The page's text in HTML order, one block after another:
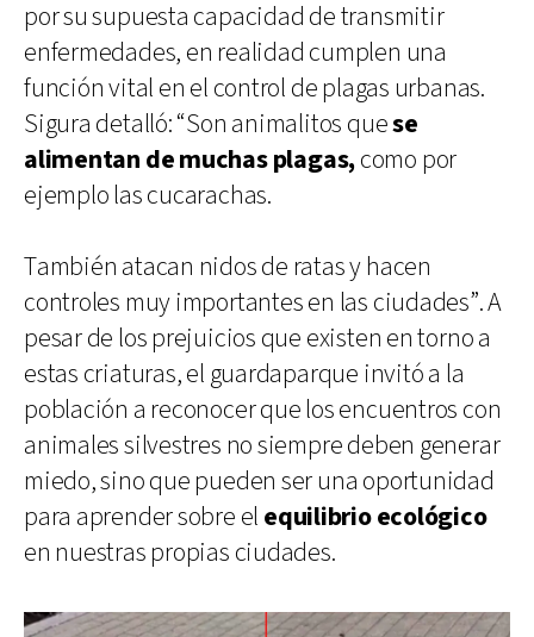
por su supuesta capacidad de transmitir
enfermedades, en realidad cumplen una
función vital en el control de plagas urbanas.
Sigura detalló: “Son animalitos quese
alimentan de muchas plagas,como por
ejemplo las cucarachas.
También atacan nidos de ratas y hacen
controles muy importantes en las ciudades”. A
pesar de los prejuicios que existen en torno a
estas criaturas, el guardaparque invitó a la
población a reconocer que los encuentros con
animales silvestres no siempre deben generar
miedo, sino que pueden ser una oportunidad
para aprender sobre el equilibrio ecológico
en nuestras propias ciudades.